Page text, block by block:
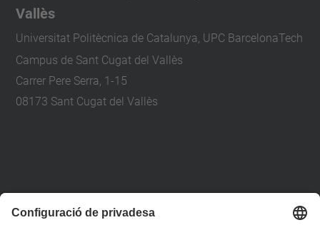
Vallès
Universitat Politècnica de Catalunya, UPC BarcelonaTech
Campus de Sant Cugat del Vallès
Carrer Pere Serra, 1-15
08173 Sant Cugat del Vallès